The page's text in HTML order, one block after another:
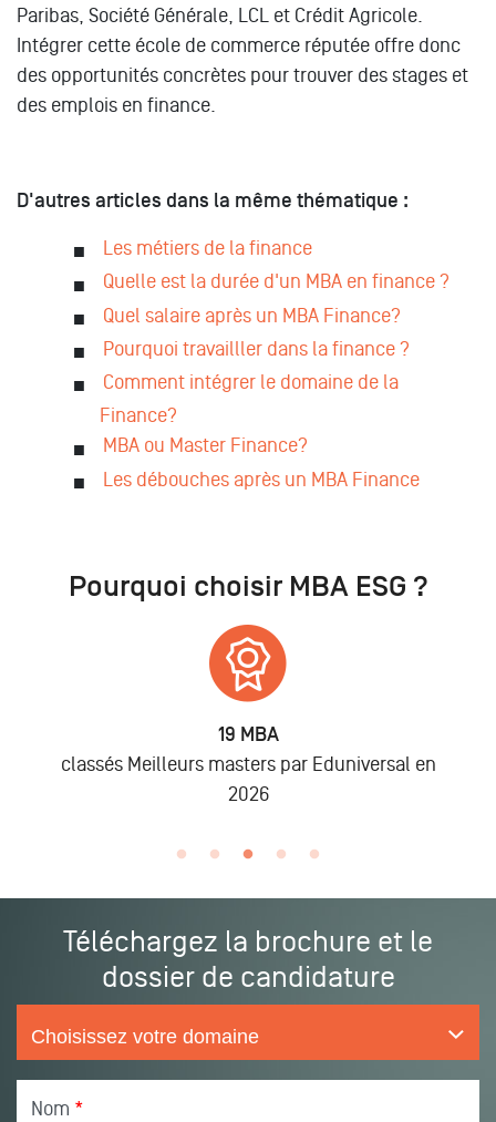
Paribas, Société Générale, LCL et Crédit Agricole.
Intégrer cette école de commerce réputée offre donc
des opportunités concrètes pour trouver des stages et
des emplois en finance.
D'autres articles dans la même thématique :
Les métiers de la finance
Quelle est la durée d'un MBA en finance ?
Quel salaire après un MBA Finance?
Pourquoi travailller dans la finance ?
Comment intégrer le domaine de la
Finance?
MBA ou Master Finance?
Les débouches après un MBA Finance
Pourquoi choisir MBA ESG ?
19 MBA
classés Meilleurs masters par Eduniversal en
2026
Téléchargez la brochure et le
dossier de candidature
Nom *